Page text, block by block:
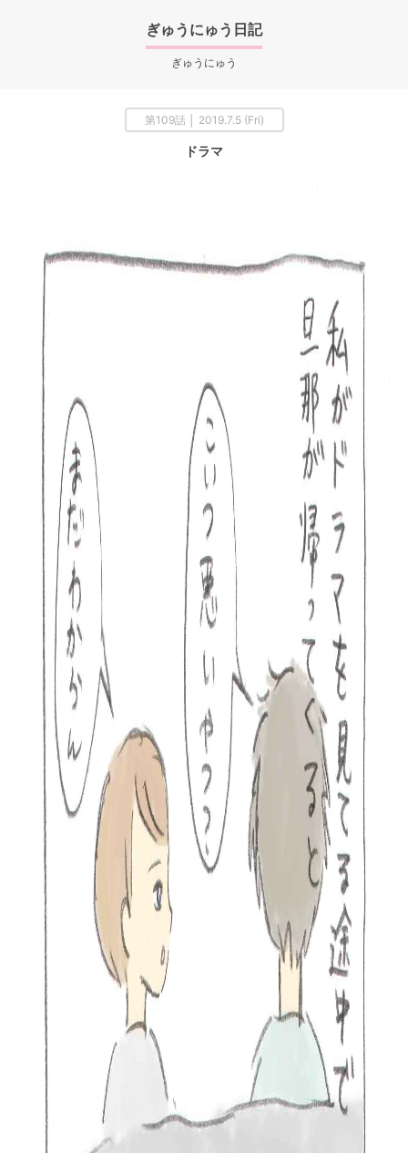
ぎゅうにゅう日記
ぎゅうにゅう
第109話 │ 2019.7.5 (Fri)
ドラマ